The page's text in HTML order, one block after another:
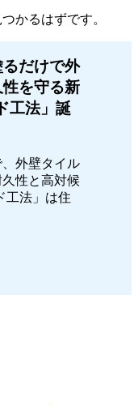
かるはずです。
だけで外
を守る新
工法」誕
外壁タイル
性と高対候
工法」は住